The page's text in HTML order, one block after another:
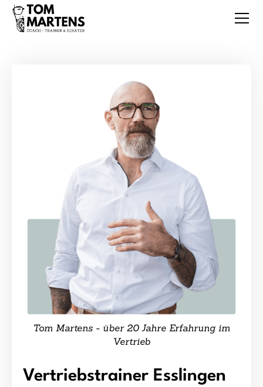
Vertriebstrainer Esslingen
Tom Martens - über 20 Jahre Erfahrung im
Vertrieb